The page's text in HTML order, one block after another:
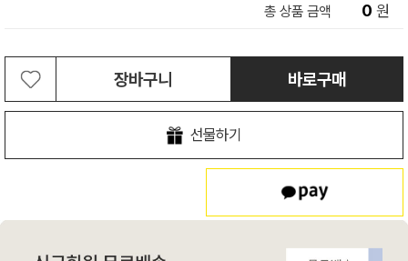
총 상품 금액 0 원
장바구니 바로구매
선물하기